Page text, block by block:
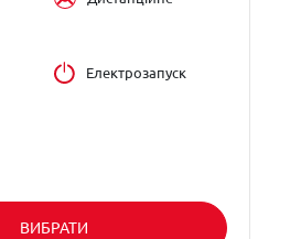
Електрозапуск
ВИБРАТИ